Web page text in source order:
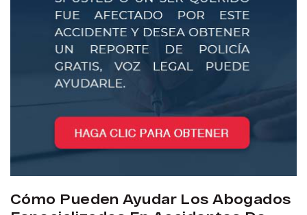
Cómo Pueden Ayudar Los Abogados